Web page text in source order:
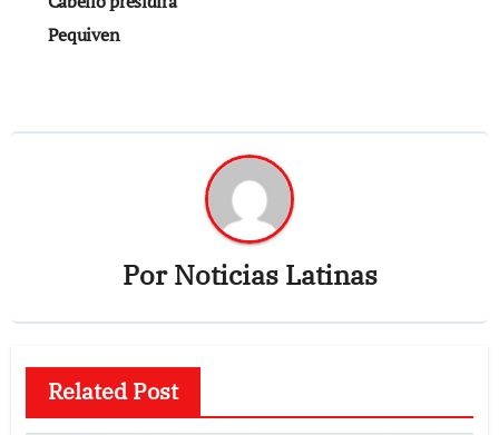
Pequiven
PorNoticias Latinas
Related Post